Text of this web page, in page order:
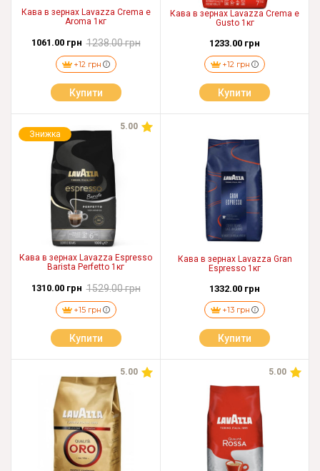
Кава в зернах Lavazza Crema e
Aroma 1кг
1061.00 грн 1238.00 грн
+12 грн
Купити
Кава в зернах Lavazza Crema e
Gusto 1кг
1233.00 грн
+12 грн
Купити
Знижка
5.00
Кава в зернах Lavazza Espresso
Barista Perfetto 1кг
1310.00 грн 1529.00 грн
+15 грн
Купити
Кава в зернах Lavazza Gran
Espresso 1кг
1332.00 грн
+13 грн
Купити
5.00 5.00